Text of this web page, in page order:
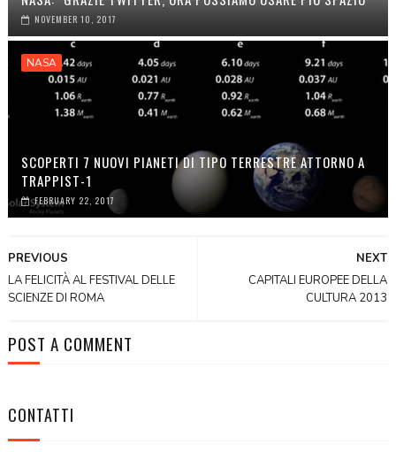
NOVEMBER 10, 2017
NASA
SCOPERTI 7 NUOVI PIANETI DI TIPO TERRESTRE ATTORNO A
TRAPPIST-1
FEBRUARY 22, 2017
NEXT
CAPITALI EUROPEE DELLA
CULTURA 2013
PREVIOUS
LA FELICITÀ AL FESTIVAL DELLE
SCIENZE DI ROMA
POST A COMMENT
CONTATTI